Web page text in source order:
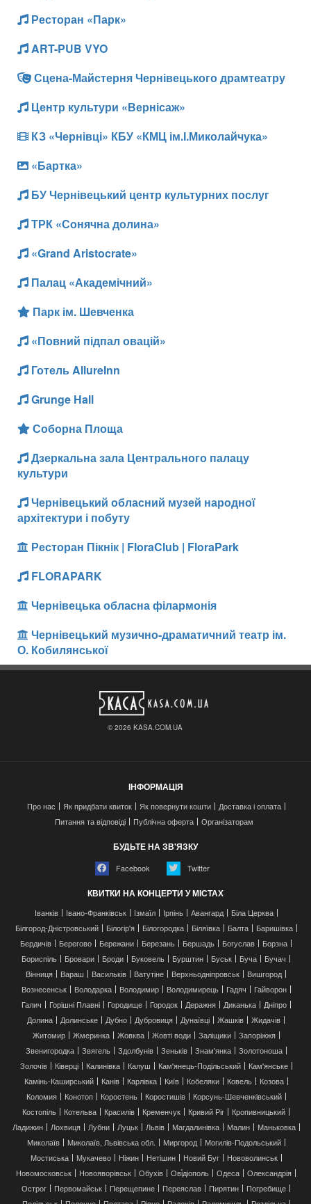
Ресторан «Парк»
ART-PUB VYO
Сцена-Майстерня Чернівецького драмтеатру
Центр культури «Вернісаж»
КЗ «Чернівці» КБУ «КМЦ ім.І.Миколайчука»
«Бартка»
БУ Чернівецький центр культурних послуг
ТРК «Сонячна долина»
«Grand Aristocrate»
Палац «Академічний»
Парк ім. Шевченка
«Повний підпал овацій»
Готель AllureInn
Grunge Hall
Соборна Площа
Дзеркальна зала Центрального палацу
культури
Чернівецький обласний музей народної
архітектури і побуту
Ресторан Пікнік | FloraClub | FloraPark
FLORAPARK
Чернівецька обласна філармонія
Чернівецький музично-драматичний театр ім.
О. Кобилянської
© 2026 KASA.COM.UA
ІНФОРМАЦІЯ
Про нас Як придбати квиток Як повернути кошти
Доставка і оплата
Питання та відповіді
Публічна оферта Організаторам
БУДЬТЕ НА ЗВ'ЯЗКУ
Facebook Twitter
КВИТКИ НА КОНЦЕРТИ У МІСТАХ
Іванків Івано-Франківськ Ізмаїл Ірпінь Авангард
Біла Церква
Білгород-Дністровський
Білогір'я Білогородка Біляївка Балта
Баришівка
Бердичів
Берегово Бережани Березань Бершадь Богуслав
Борзна
Бориспіль
Бровари Броди Буковель Бурштин Буськ Буча
Бучач
Вінниця
Вараш Васильків Ватутіне Верхньодніпровськ
Вишгород
Вознесенськ
Володарка Володимир Володимирець Гадяч
Гайворон
Галич
Горішні Плавні Городище Городок Деражня Диканька
Дніпро
Долина
Долинське Дубно Дубровиця Дунаївці Жашків
Жидачів
Житомир
Жмеринка Жовква Жовті води Заліщики
Запоріжжя
Звенигородка
Звягель Здолбунів Зеньків Знам'янка
Золотоноша
Золочів
Ківерці Калинівка Калуш Кам'янець-Подільський
Кам'янське
Камінь-Каширський
Канів Карлівка Київ Кобеляки Ковель
Козова
Коломия
Конотоп Коростень Коростишів
Корсунь-Шевченківський
Костопіль
Котельва Красилів Кременчук Кривий Ріг
Кропивницький
Ладижин
Лохвиця Лубни Луцьк Львів Магдалинівка Малин
Маньковка
Миколаїв
Миколаїв, Львівська обл. Миргород
Могилів-Подольський
Мостиська
Мукачево Ніжин Нетішин Новий Буг
Нововолинськ
Новомосковськ
Новояворівськ Обухів Ові́діополь Одеса
Олександрія
Острог
Первомайськ Перещепине Переяслав Пирятин
Погребище